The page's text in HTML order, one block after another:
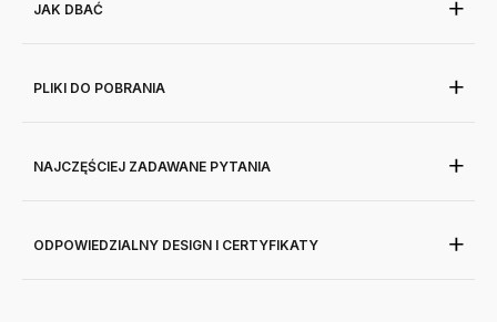
JAK DBAĆ
PLIKI DO POBRANIA
NAJCZĘŚCIEJ ZADAWANE PYTANIA
ODPOWIEDZIALNY DESIGN I CERTYFIKATY